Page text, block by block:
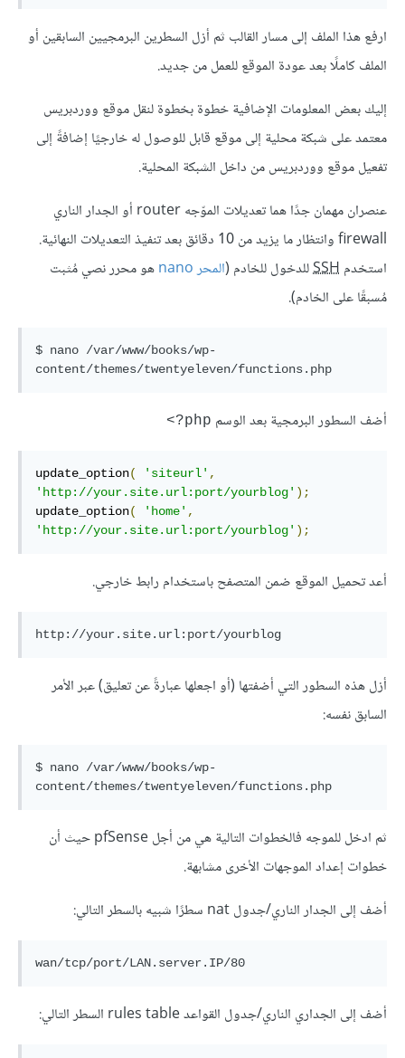
ارفع هذا الملف إلى مسار القالب ثم أزل السطرين البرمجيين السابقين أو
الملف كاملًا بعد عودة الموقع للعمل من جديد.
إليك بعض المعلومات الإضافية خطوة بخطوة لنقل موقع ووردبريس
معتمد على شبكة محلية إلى موقع قابل للوصول له خارجيًا إضافةً إلى
تفعيل موقع ووردبريس من داخل الشبكة المحلية.
عنصران مهمان جدًا هما تعديلات الموّجه router أو الجدار الناري
firewall وانتظار ما يزيد من 10 دقائق بعد تنفيذ التعديلات النهائية.
استخدم SSHللدخول للخادم (المحر nano
هو محرر نصي مُثبت
مُسبقًا على الخادم).
$ nano /var/www/books/wp-
أضف السطور البرمجية بعد الوسم ‎<?php
update_option( 'siteurl' ,
'http://your.site.url:port/yourblog' );
update_option( 'home' ,
'http://your.site.url:port/yourblog' );
أعد تحميل الموقع ضمن المتصفح باستخدام رابط خارجي.
أزل هذه السطور التي أضفتها (أو اجعلها عبارةً عن تعليق) عبر الأمر
السابق نفسه:
$ nano /var/www/books/wp-
ثم ادخل للموجه فالخطوات التالية هي من أجل pfSense حيث أن
خطوات إعداد الموجهات الأخرى مشابهة.
أضف إلى الجدار الناري/جدول nat سطرًا شبيه بالسطر التالي:
أضف إلى الجداري الناري/جدول القواعد rules table السطر التالي: